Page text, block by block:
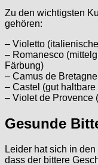
Zu den wichtigsten
gehören:
– Violetto
– Romanesco
Färbung)
– Camus de
– Castel (gut
– Violet de Provence
Gesunde
Leider hat sich in
dass der bittere